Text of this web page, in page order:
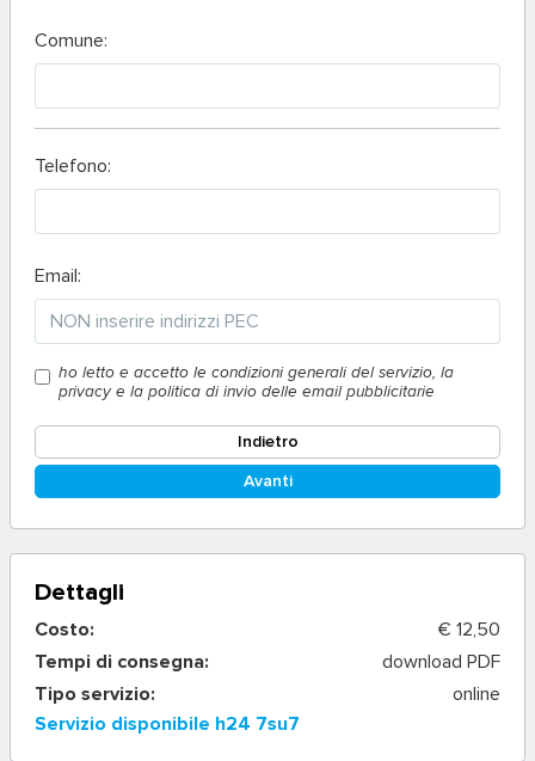
Comune:
Telefono:
Email:
ho letto e accetto le condizioni generali del servizio, la
privacy e la politica di invio delle email pubblicitarie
Indietro
Avanti
Dettagli
Costo:
€ 12,50
Tempi di consegna:
download PDF
Tipo servizio:
online
Servizio disponibile h24 7su7